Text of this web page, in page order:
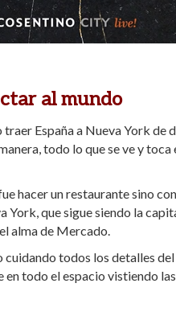
al mundo
traer España a Nueva York de
todo lo que se ve y
hacer un restaurante sino
York, que sigue siendo la
alma de Mercado.
todos los detalles
en todo el espacio vistiendo